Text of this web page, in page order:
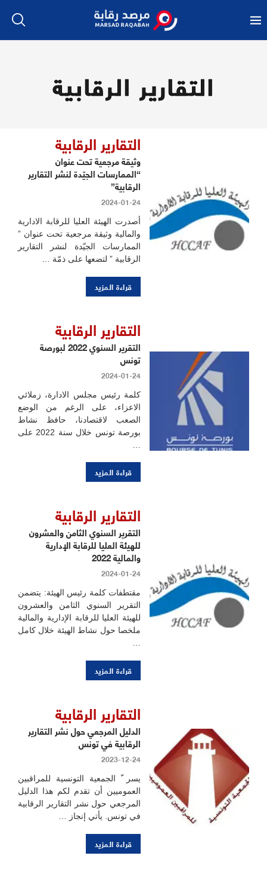
التقارير الرقابية
التقارير الرقابية
وثيقة مرجعية تحت عنوان
“الممارسات الجيّدة لنشر التقارير
الرقابية”
2024-01-24
أصدرت الهيئة العليا للرقابة الادارية
والمالية وثيقة مرجعية تحت عنوان ”
الممارسات الجيّدة لنشر التقارير
الرقابية ” لتضعها على ذمّة …
قراءة المزيد
التقارير الرقابية
التقرير السنوي 2022 لبورصة
تونس
2024-01-24
كلمة رئيس مجلس الادارة، زملائي
الاعزاء، على الرغم من الوضع
الصعب لاقتصادنا، حافظ نشاط
بورصة تونس خلال سنة 2022 على
قراءة المزيد
التقارير الرقابية
التقرير السنوي الثامن والعشرون
للهيئة العليا للرقابة الإدارية
والمالية 2022
2024-01-24
مقتطفات كلمة رئيس الهيئة: يتضمن
التقرير السنوي الثامن والعشرون
للهيئة العليا للرقابة الإدارية والمالية
ملخصا حول نشاط الهيئة خلال كامل
…
قراءة المزيد
التقارير الرقابية
الدليل المرجعي حول نشر التقارير
الرقابية في تونس
2023-12-24
يسر ّ الجمعية التونسية للمراقبين
العموميين أن تقدم لكم هذا الدليل
المرجعي حول نشر التقارير الرقابية
في تونس. يأتي إنجاز …
قراءة المزيد